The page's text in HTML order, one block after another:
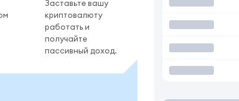
Заставьте вашу
криптовалюту
работать и
получайте
пассивный доход.